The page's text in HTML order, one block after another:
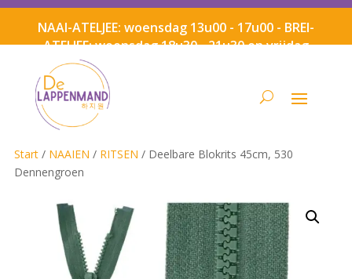
NAAI-ATELJEE: woensdag 13u00 - 17u00 - BREI-
ATELJEE: woensdag 18u30 - 21u30 en vrijdag
Start/ NAAIEN / RITSEN / Deelbare Blokrits 45cm, 530
Dennengroen